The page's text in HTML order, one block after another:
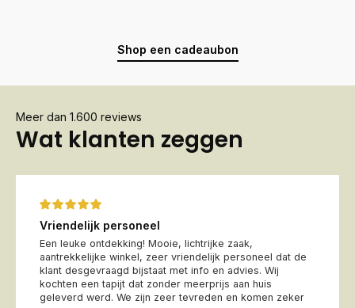
Shop een cadeaubon
Meer dan 1.600 reviews
Wat klanten zeggen
Vriendelijk personeel
Een leuke ontdekking! Mooie, lichtrijke zaak,
aantrekkelijke winkel, zeer vriendelijk personeel dat de
klant desgevraagd bijstaat met info en advies. Wij
kochten een tapijt dat zonder meerprijs aan huis
geleverd werd. We zijn zeer tevreden en komen zeker